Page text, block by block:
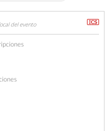
del evento